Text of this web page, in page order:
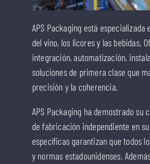
APS Packaging está
del vino, los licores y las bebidas.
integración, automatización,
soluciones de primera clase que
precisión y la coherencia.
APS Packaging ha demostrado su
de fabricación independiente en
específicas garantizan que todos
y normas estadounidenses.